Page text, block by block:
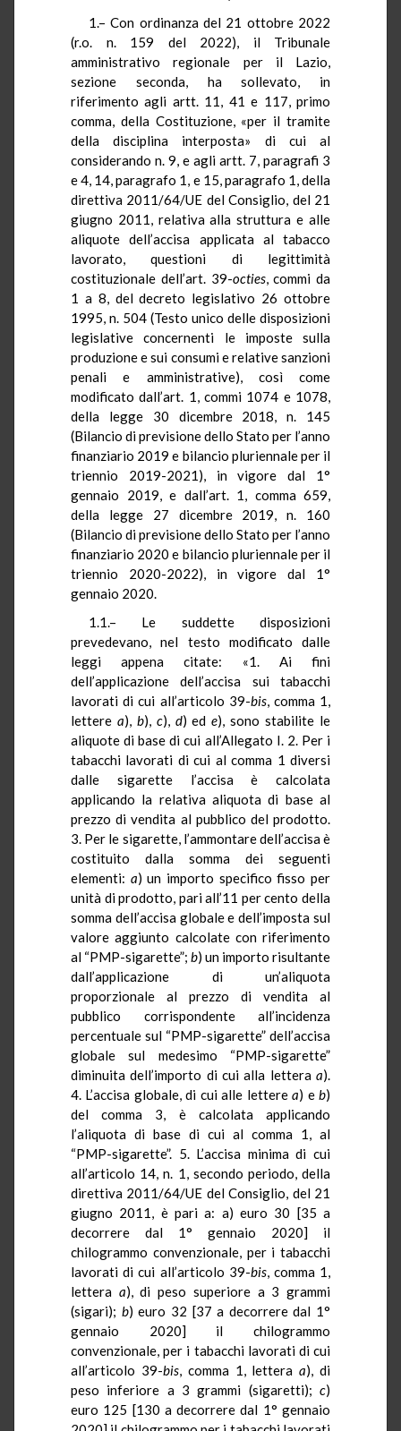
1.– Con ordinanza del 21 ottobre 2022
(r.o. n. 159 del 2022), il Tribunale
amministrativo regionale per il Lazio,
sezione seconda, ha sollevato, in
riferimento agli artt. 11, 41 e 117, primo
comma, della Costituzione, «per il tramite
della disciplina interposta» di cui al
considerando n. 9, e agli artt. 7, paragrafi 3
e 4, 14, paragrafo 1, e 15, paragrafo 1, della
direttiva 2011/64/UE del Consiglio, del 21
giugno 2011, relativa alla struttura e alle
aliquote dell’accisa applicata al tabacco
lavorato, questioni di legittimità
costituzionale dell’art. 39-octies, commi da
1 a 8, del decreto legislativo 26 ottobre
1995, n. 504 (Testo unico delle disposizioni
legislative concernenti le imposte sulla
produzione e sui consumi e relative sanzioni
penali e amministrative), così come
modificato dall’art. 1, commi 1074 e 1078,
della legge 30 dicembre 2018, n. 145
(Bilancio di previsione dello Stato per l’anno
finanziario 2019 e bilancio pluriennale per il
triennio 2019-2021), in vigore dal 1°
gennaio 2019, e dall’art. 1, comma 659,
della legge 27 dicembre 2019, n. 160
(Bilancio di previsione dello Stato per l’anno
finanziario 2020 e bilancio pluriennale per il
triennio 2020-2022), in vigore dal 1°
gennaio 2020.
1.1.– Le suddette disposizioni
prevedevano, nel testo modificato dalle
leggi appena citate: «1. Ai fini
dell’applicazione dell’accisa sui tabacchi
lavorati di cui all’articolo 39-bis, comma 1,
lettere a), b), c), d) ede), sono stabilite le
aliquote di base di cui all’Allegato I. 2. Per i
tabacchi lavorati di cui al comma 1 diversi
dalle sigarette l’accisa è calcolata
applicando la relativa aliquota di base al
prezzo di vendita al pubblico del prodotto.
3. Per le sigarette, l’ammontare dell’accisa è
costituito dalla somma dei seguenti
elementi: a) un importo specifico fisso per
unità di prodotto, pari all’11 per cento della
somma dell’accisa globale e dell’imposta sul
valore aggiunto calcolate con riferimento
al “PMP-sigarette”; b) un importo risultante
dall’applicazione di un’aliquota
proporzionale al prezzo di vendita al
pubblico corrispondente all’incidenza
percentuale sul “PMP-sigarette” dell’accisa
globale sul medesimo “PMP-sigarette”
diminuita dell’importo di cui alla lettera a).
4. L’accisa globale, di cui alle letterea) eb)
del comma 3, è calcolata applicando
l’aliquota di base di cui al comma 1, al
“PMP-sigarette”. 5. L’accisa minima di cui
all’articolo 14, n. 1, secondo periodo, della
direttiva 2011/64/UE del Consiglio, del 21
giugno 2011, è pari a: a) euro 30 [35 a
decorrere dal 1° gennaio 2020] il
chilogrammo convenzionale, per i tabacchi
lavorati di cui all’articolo 39-bis, comma 1,
lettera a), di peso superiore a 3 grammi
(sigari); b) euro 32 [37 a decorrere dal 1°
gennaio 2020] il chilogrammo
convenzionale, per i tabacchi lavorati di cui
all’articolo 39-bis, comma 1, letteraa), di
peso inferiore a 3 grammi (sigaretti); c)
euro 125 [130 a decorrere dal 1° gennaio